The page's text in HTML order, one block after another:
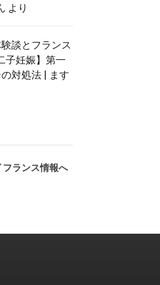
より
談とフランス
子妊娠】第一
対処法 | ます